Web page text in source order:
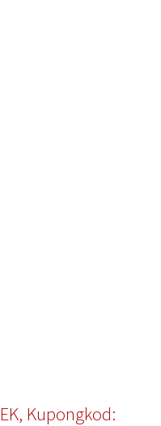
Kupongkod: